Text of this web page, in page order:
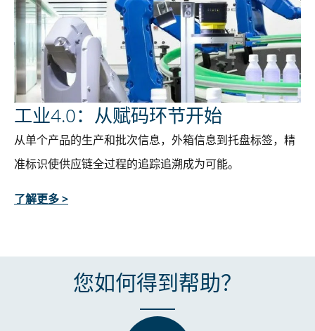
工业4.0：从赋码环节开始
从单个产品的生产和批次信息，外箱信息到托盘标签，精
准标识使供应链全过程的追踪追溯成为可能。
了解更多 >
您如何得到帮助？